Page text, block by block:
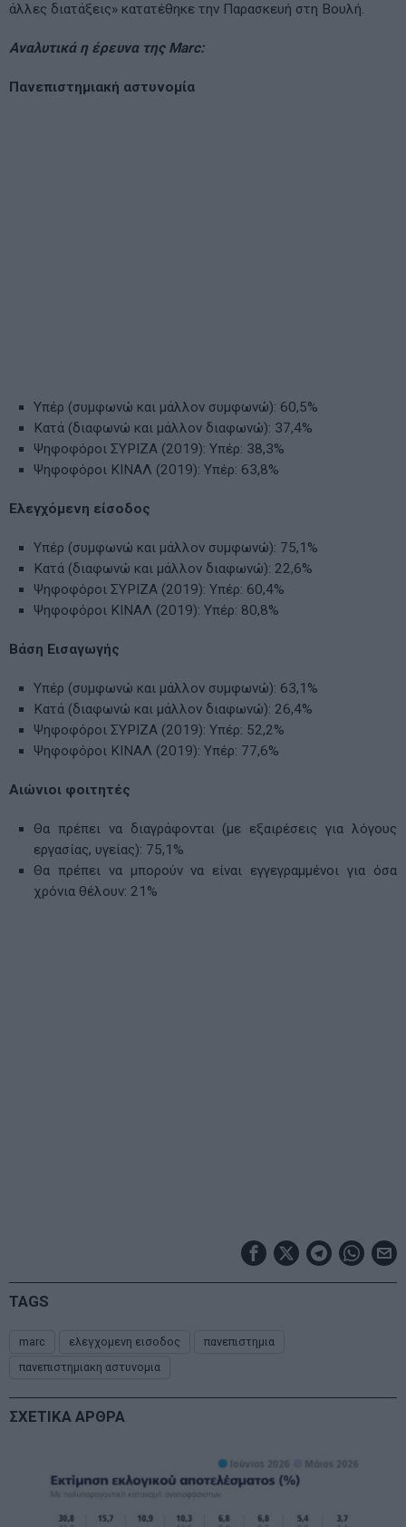
άλλες διατάξεις» κατατέθηκε την Παρασκευή στη Βουλή.
Αναλυτικά η έρευνα της Marc:
Πανεπιστημιακή αστυνομία
Υπέρ (συμφωνώ και μάλλον συμφωνώ): 60,5%
Κατά (διαφωνώ και μάλλον διαφωνώ): 37,4%
Ψηφοφόροι ΣΥΡΙΖΑ (2019): Υπέρ: 38,3%
Ψηφοφόροι ΚΙΝΑΛ (2019): Υπέρ: 63,8%
Ελεγχόμενη είσοδος
Υπέρ (συμφωνώ και μάλλον συμφωνώ): 75,1%
Κατά (διαφωνώ και μάλλον διαφωνώ): 22,6%
Ψηφοφόροι ΣΥΡΙΖΑ (2019): Υπέρ: 60,4%
Ψηφοφόροι ΚΙΝΑΛ (2019): Υπέρ: 80,8%
Βάση Εισαγωγής
Υπέρ (συμφωνώ και μάλλον συμφωνώ): 63,1%
Κατά (διαφωνώ και μάλλον διαφωνώ): 26,4%
Ψηφοφόροι ΣΥΡΙΖΑ (2019): Υπέρ: 52,2%
Ψηφοφόροι ΚΙΝΑΛ (2019): Υπέρ: 77,6%
Αιώνιοι φοιτητές
Θα πρέπει να διαγράφονται (με εξαιρέσεις για λόγους
εργασίας, υγείας): 75,1%
Θα πρέπει να μπορούν να είναι εγγεγραμμένοι για όσα
χρόνια θέλουν: 21%
TAGS
marc ελεγχομενη εισοδος
πανεπιστημια
πανεπιστημιακη αστυνομια
ΣΧΕΤΙΚΑ ΑΡΘΡΑ